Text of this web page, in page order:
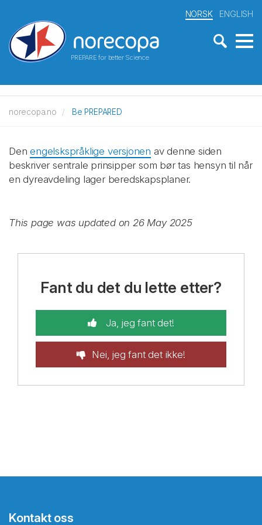
PREPARE for better Science
NORSK ENGLISH
norecopa.no Be PREPARED
Denengelskspråklige versjonen av denne siden
beskriver sentrale prinsipper som bør tas hensyn til når
en dyreavdeling lager beredskapsplaner.
This page was updated on 26 May 2025
Fant du det du lette etter?
Ja, jeg fant det!
Nei, jeg fant det ikke!
Kontakt oss